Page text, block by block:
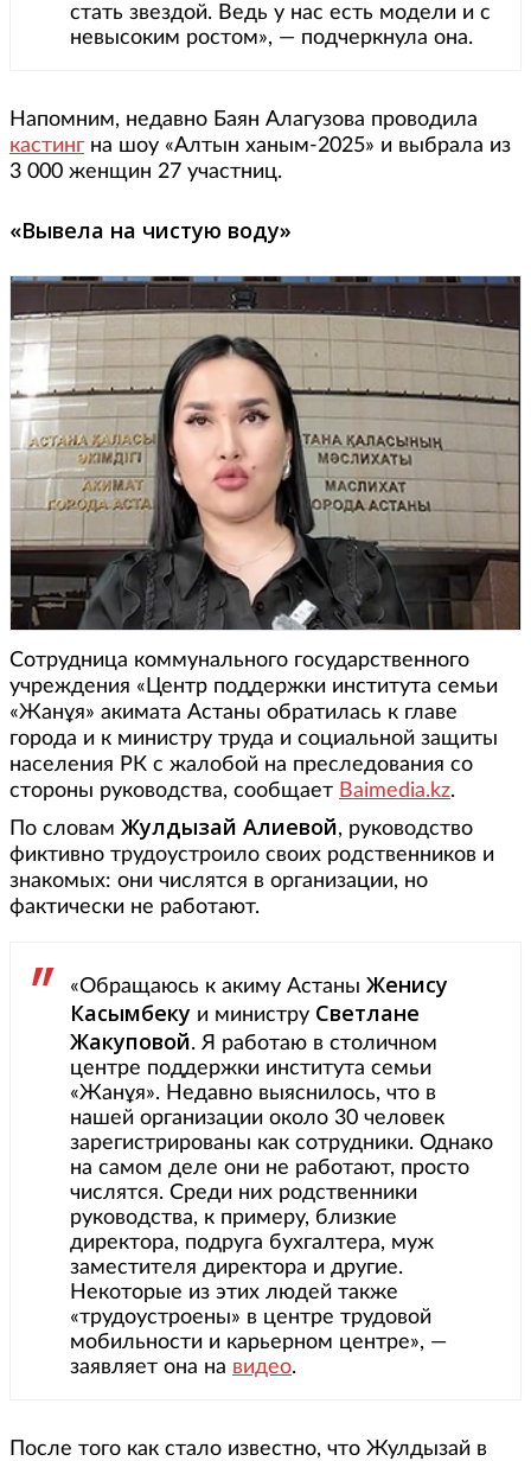
стать звездой. Ведь у нас есть модели и с
невысоким ростом», — подчеркнула она.
Напомним, недавно Баян Алагузова проводила
кастингна шоу «Алтын ханым-2025» и выбрала из
3 000 женщин 27 участниц.
«Вывела на чистую воду»
Сотрудница коммунального государственного
учреждения «Центр поддержки института семьи
«Жанұя» акимата Астаны обратилась к главе
города и к министру труда и социальной защиты
населения РК с жалобой на преследования со
стороны руководства, сообщает Baimedia.kz.
По словам Жулдызай Алиевой, руководство
фиктивно трудоустроило своих родственников и
знакомых: они числятся в организации, но
фактически не работают.
«Обращаюсь к акиму Астаны Женису
Касымбеку и министру Светлане
Жакуповой. Я работаю в столичном
центре поддержки института семьи
«Жанұя». Недавно выяснилось, что в
нашей организации около 30 человек
зарегистрированы как сотрудники. Однако
на самом деле они не работают, просто
числятся. Среди них родственники
руководства, к примеру, близкие
директора, подруга бухгалтера, муж
заместителя директора и другие.
Некоторые из этих людей также
«трудоустроены» в центре трудовой
мобильности и карьерном центре», —
заявляет она на видео.
После того как стало известно, что Жулдызай в